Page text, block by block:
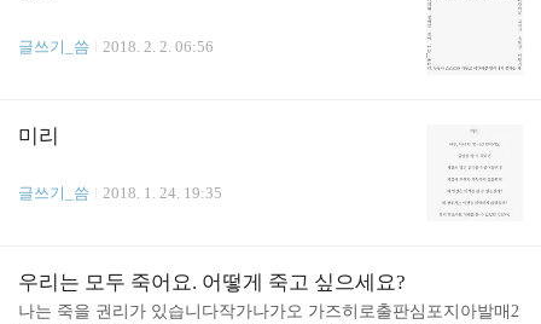
글쓰기_씀 2018. 2. 2. 06:56
미리
글쓰기_씀 2018. 1. 24. 19:35
우리는 모두 죽어요. 어떻게 죽고 싶으세요?
나는 죽을 권리가 있습니다작가나가오 가즈히로출판심포지아발매2